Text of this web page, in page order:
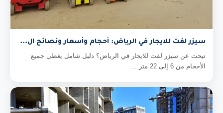
سيزر لفت للايجار في الرياض: أحجام وأسعار ونصائح ال...
تبحث عن سيزر لفت للايجار في الرياض؟ دليل شامل يغطي جميع
الأحجام من 6 إلى 22 متر ...